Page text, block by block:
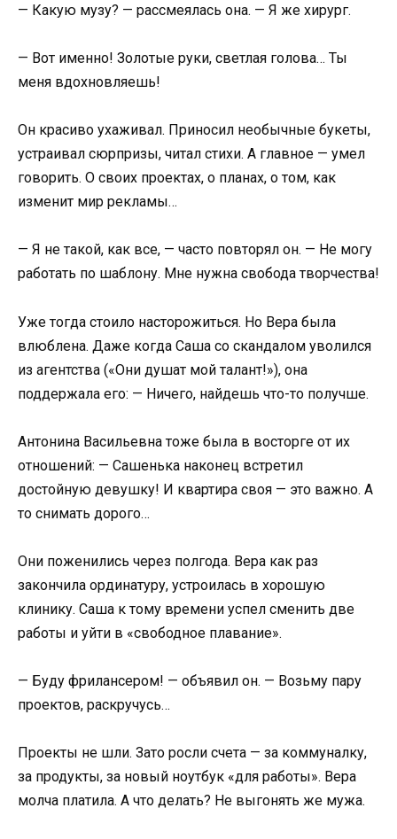
— Какую музу? — рассмеялась она. — Я же хирург.
— Вот именно! Золотые руки, светлая голова… Ты
меня вдохновляешь!
Он красиво ухаживал. Приносил необычные букеты,
устраивал сюрпризы, читал стихи. А главное — умел
говорить. О своих проектах, о планах, о том, как
изменит мир рекламы…
— Я не такой, как все, — часто повторял он. — Не могу
работать по шаблону. Мне нужна свобода творчества!
Уже тогда стоило насторожиться. Но Вера была
влюблена. Даже когда Саша со скандалом уволился
из агентства («Они душат мой талант!»), она
поддержала его: — Ничего, найдешь что-то получше.
Антонина Васильевна тоже была в восторге от их
отношений: — Сашенька наконец встретил
достойную девушку! И квартира своя — это важно. А
то снимать дорого…
Они поженились через полгода. Вера как раз
закончила ординатуру, устроилась в хорошую
клинику. Саша к тому времени успел сменить две
работы и уйти в «свободное плавание».
— Буду фрилансером! — объявил он. — Возьму пару
проектов, раскручусь…
Проекты не шли. Зато росли счета — за коммуналку,
за продукты, за новый ноутбук «для работы». Вера
молча платила. А что делать? Не выгонять же мужа.